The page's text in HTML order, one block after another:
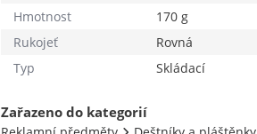
Hmotnost
170 g
Rukojeť
Rovná
Typ
Skládací
Zařazeno do kategorií